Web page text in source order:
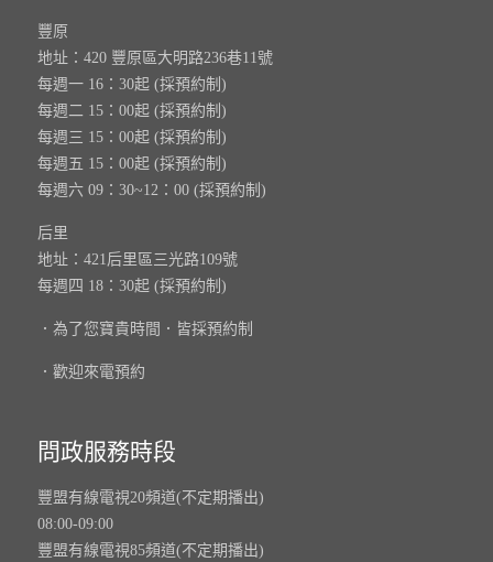
豐原
地址：420 豐原區大明路236巷11號
每週一 16：30起 (採預約制)
每週二 15：00起 (採預約制)
每週三 15：00起 (採預約制)
每週五 15：00起 (採預約制)
每週六 09：30~12：00 (採預約制)
后里
地址：421后里區三光路109號
每週四 18：30起 (採預約制)
．為了您寶貴時間．皆採預約制
．歡迎來電預約
問政服務時段
豐盟有線電視20頻道(不定期播出)
08:00-09:00
豐盟有線電視85頻道(不定期播出)